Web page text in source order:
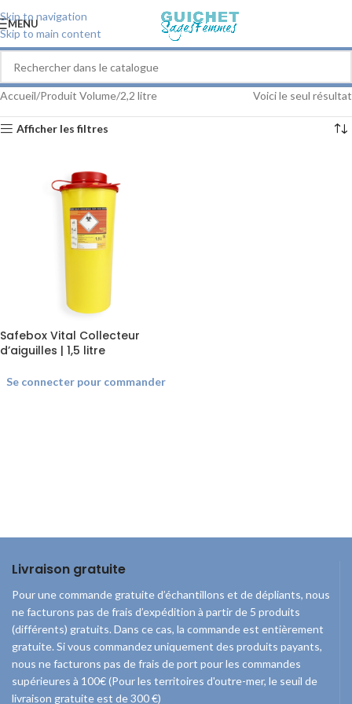
Skip to navigation
Skip to main content
MENU
Accueil Produit Volume 2,2 litre Voici le seul résultat
Afficher les filtres
Safebox Vital Collecteur
d’aiguilles | 1,5 litre
Se connecter pour commander
Livraison gratuite
Pour une commande gratuite d’échantillons et de dépliants, nous
ne facturons pas de frais d’expédition à partir de 5 produits
(différents) gratuits. Dans ce cas, la commande est entièrement
gratuite. Si vous commandez uniquement des produits payants,
nous ne facturons pas de frais de port pour les commandes
supérieures à 100€ (Pour les territoires d'outre-mer, le seuil de
livraison gratuite est de 300 €)